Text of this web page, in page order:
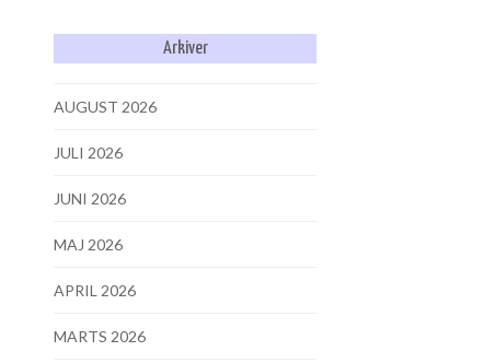
Arkiver
AUGUST 2026
JULI 2026
JUNI 2026
MAJ 2026
APRIL 2026
MARTS 2026